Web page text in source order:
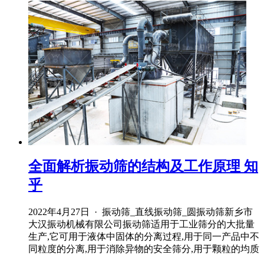
全面解析振动筛的结构及工作原理 知
乎
2022年4月27日 · 振动筛_直线振动筛_圆振动筛新乡市
大汉振动机械有限公司振动筛适用于工业筛分的大批量
生产,它可用于液体中固体的分离过程,用于同一产品中不
同粒度的分离,用于消除异物的安全筛分,用于颗粒的均质